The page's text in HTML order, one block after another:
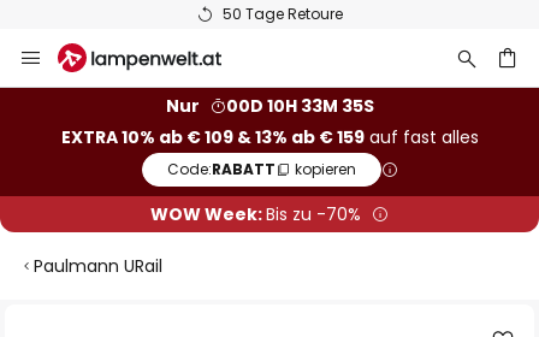
50 Tage Retoure
Inhalt
Nur
00D 10H 33M 35S
EXTRA 10% ab € 109 & 13% ab € 159auf fast alles
Code:RABATT kopieren
WOW Week:Bis zu -70%
Paulmann URail